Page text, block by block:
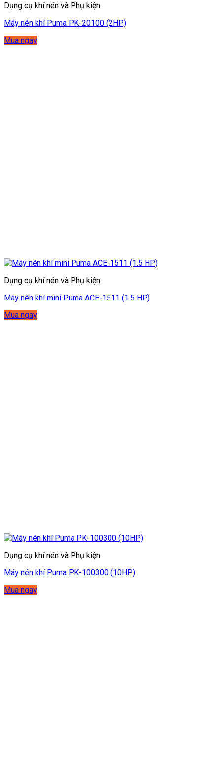
Dụng cụ khí nén và Phụ kiện
Máy nén khí Puma PK-20100 (2HP)
Mua ngay
Dụng cụ khí nén và Phụ kiện
Máy nén khí mini Puma ACE-1511 (1.5 HP)
Mua ngay
Dụng cụ khí nén và Phụ kiện
Máy nén khí Puma PK-100300 (10HP)
Mua ngay